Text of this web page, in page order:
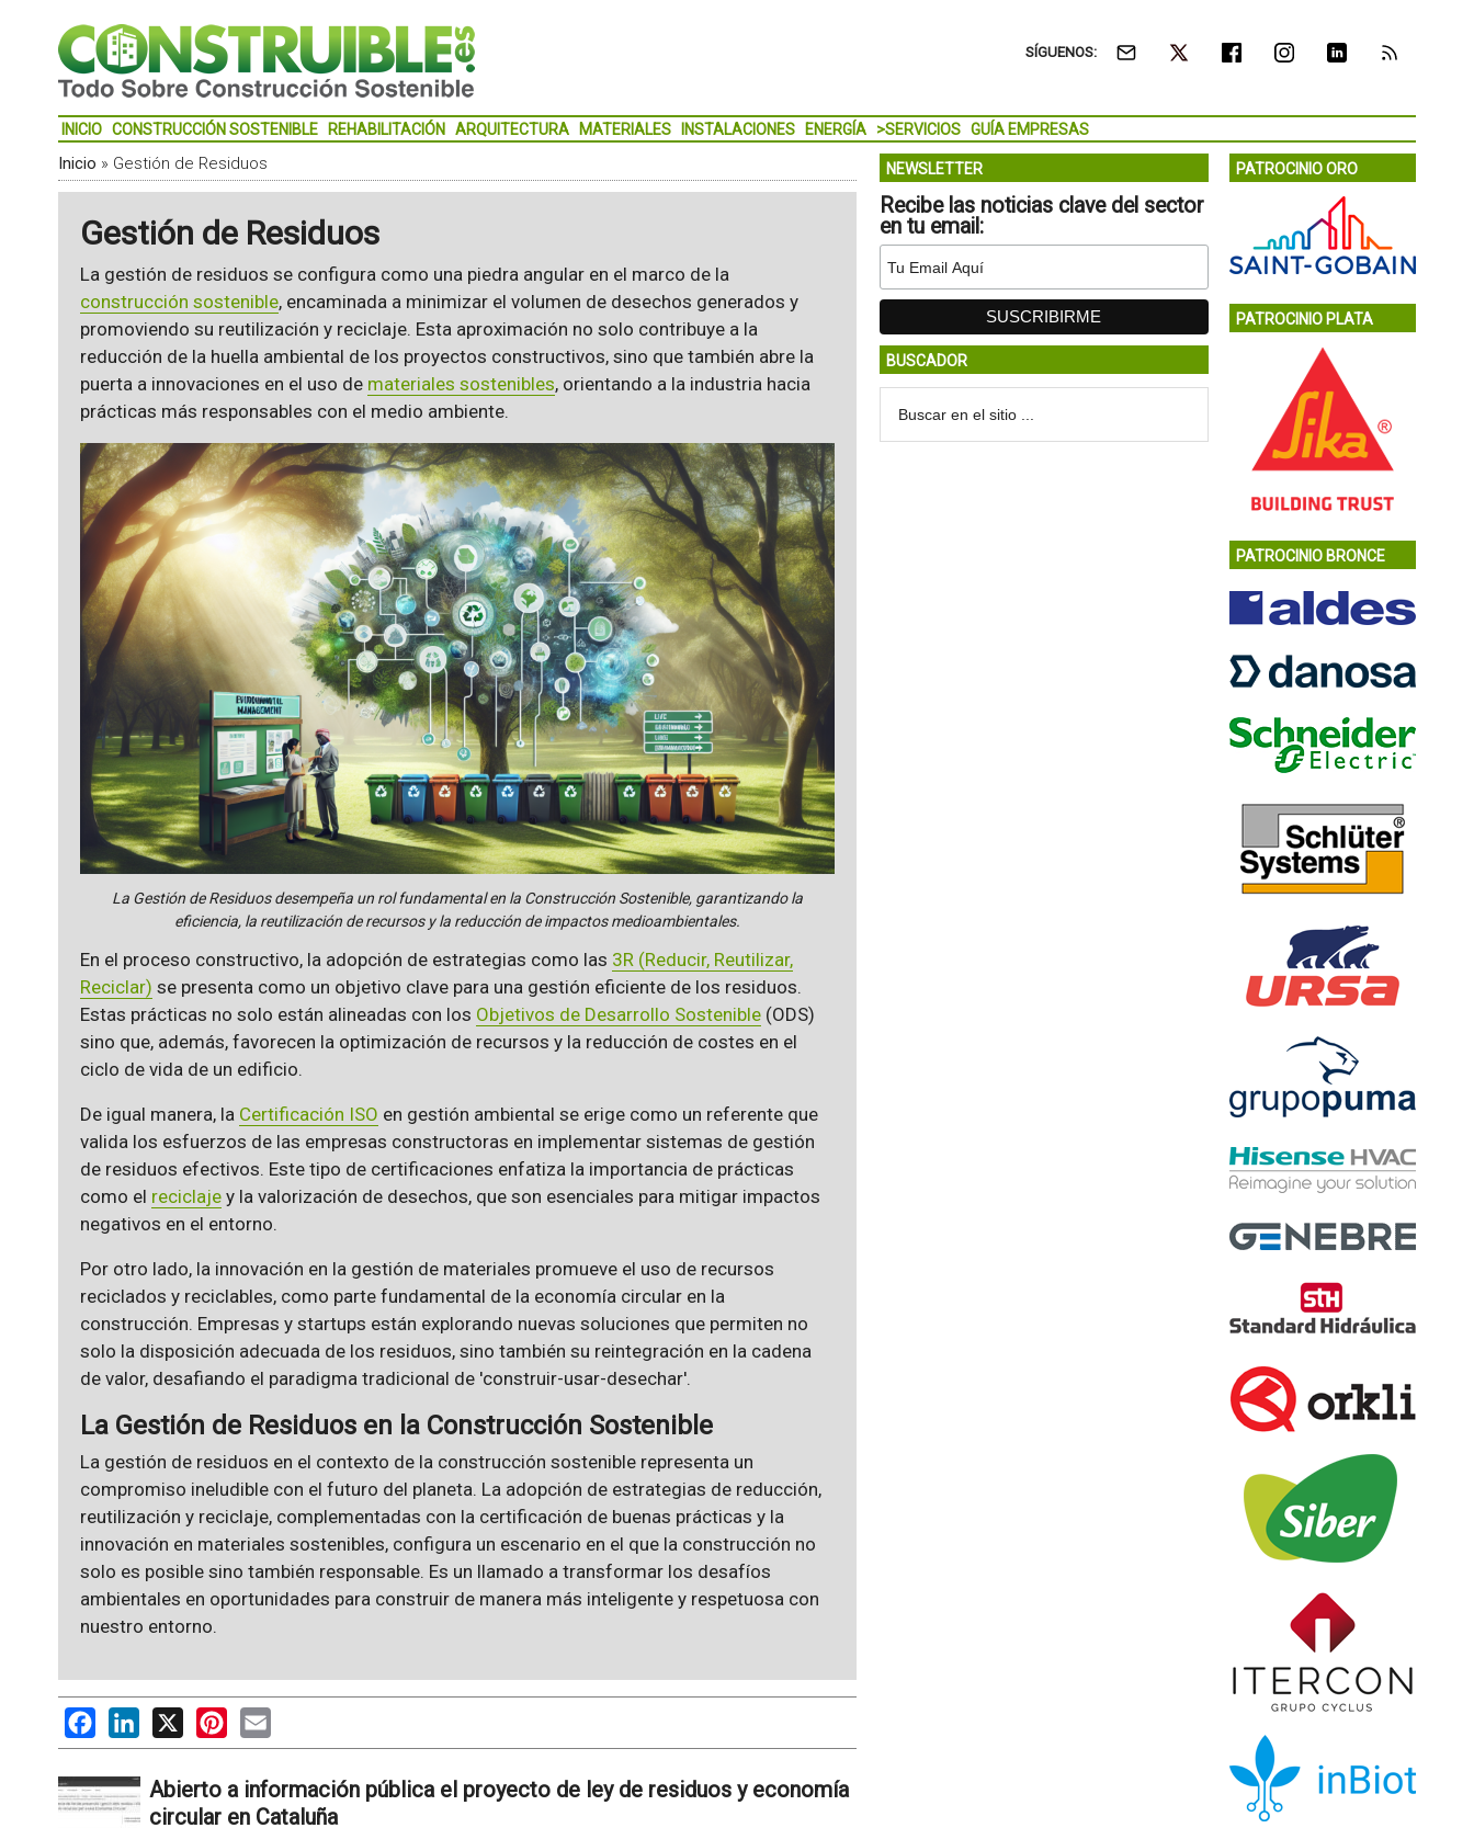
SÍGUENOS:
INICIO CONSTRUCCIÓN SOSTENIBLE REHABILITACIÓN ARQUITECTURA MATERIALES INSTALACIONES ENERGÍA >SERVICIOS GUÍA EMPRESAS
Inicio » Gestión de Residuos
Gestión de Residuos
La gestión de residuos se configura como una piedra angular en el marco de la
construcción sostenible, encaminada a minimizar el volumen de desechos generados y
promoviendo su reutilización y reciclaje. Esta aproximación no solo contribuye a la
reducción de la huella ambiental de los proyectos constructivos, sino que también abre la
puerta a innovaciones en el uso de materiales sostenibles, orientando a la industria hacia
prácticas más responsables con el medio ambiente.
La Gestión de Residuos desempeña un rol fundamental en la Construcción Sostenible, garantizando la
eficiencia, la reutilización de recursos y la reducción de impactos medioambientales.
En el proceso constructivo, la adopción de estrategias como las 3R (Reducir, Reutilizar,
Reciclar) se presenta como un objetivo clave para una gestión eficiente de los residuos.
Estas prácticas no solo están alineadas con los Objetivos de Desarrollo Sostenible(ODS)
sino que, además, favorecen la optimización de recursos y la reducción de costes en el
ciclo de vida de un edificio.
De igual manera, la Certificación ISO en gestión ambiental se erige como un referente que
valida los esfuerzos de las empresas constructoras en implementar sistemas de gestión
de residuos efectivos. Este tipo de certificaciones enfatiza la importancia de prácticas
como el reciclajey la valorización de desechos, que son esenciales para mitigar impactos
negativos en el entorno.
Por otro lado, la innovación en la gestión de materiales promueve el uso de recursos
reciclados y reciclables, como parte fundamental de la economía circular en la
construcción. Empresas y startups están explorando nuevas soluciones que permiten no
solo la disposición adecuada de los residuos, sino también su reintegración en la cadena
de valor, desafiando el paradigma tradicional de 'construir-usar-desechar'.
La Gestión de Residuos en la Construcción Sostenible
La gestión de residuos en el contexto de la construcción sostenible representa un
compromiso ineludible con el futuro del planeta. La adopción de estrategias de reducción,
reutilización y reciclaje, complementadas con la certificación de buenas prácticas y la
innovación en materiales sostenibles, configura un escenario en el que la construcción no
solo es posible sino también responsable. Es un llamado a transformar los desafíos
ambientales en oportunidades para construir de manera más inteligente y respetuosa con
nuestro entorno.
FacebookLinkedIn
X PinterestEmail
Abierto a información pública el proyecto de ley de residuos y economía
circular en Cataluña
NEWSLETTER
Recibe las noticias clave del sector
en tu email:
BUSCADOR
PATROCINIO ORO
PATROCINIO PLATA
PATROCINIO BRONCE